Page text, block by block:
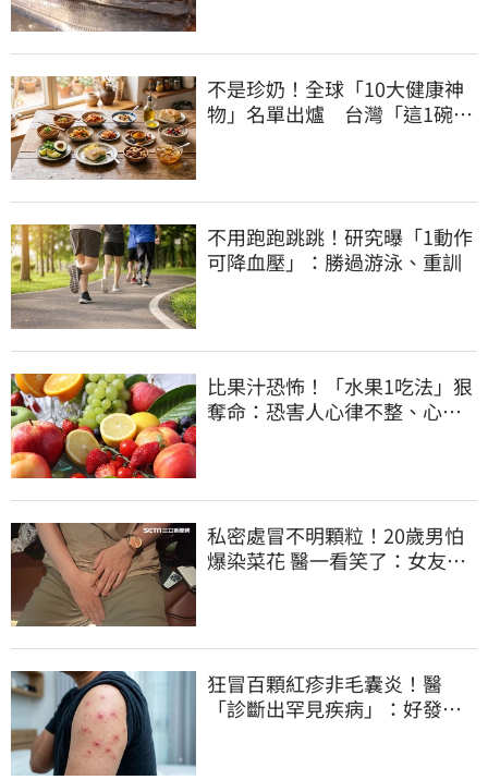
不是珍奶！全球「10大健康神
物」名單出爐 台灣「這1碗」
不用跑跑跳跳！研究曝「1動作
可降血壓」：勝過游泳、重訓
比果汁恐怖！「水果1吃法」狠
奪命：恐害人心律不整、心臟
私密處冒不明顆粒！20歲男怕
爆染菜花 醫一看笑了：女友常
狂冒百顆紅疹非毛囊炎！醫
「診斷出罕見疾病」：好發這